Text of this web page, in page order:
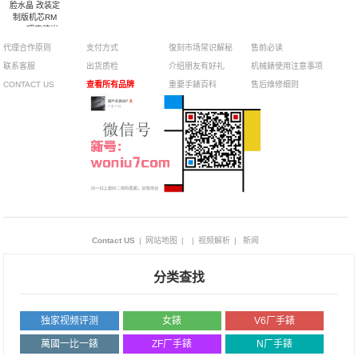
脸水晶 改装定
制版机芯RM
088理查德米
勒手表
代理合作原则
联系客服
CONTACT US
支付方式
出货质检
查看所有品牌
復刻市场常识解秘
介绍朋友有好礼
重要手錶百科
售前必读
机械錶使用注意事项
售后维修细则
Contact US | 网站地图 | | 视频解析 | 新闻
分类查找
独家视频评测 女錶 V6厂手錶
萬國一比一錶 ZF厂手錶 N厂手錶